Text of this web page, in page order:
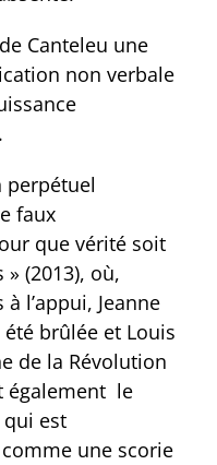
Canteleu une
non verbale
perpétuel
faux
que vérité soit
» (2013), où,
l’appui, Jeanne
été brûlée et Louis
de la Révolution
également le
qui est
une scorie